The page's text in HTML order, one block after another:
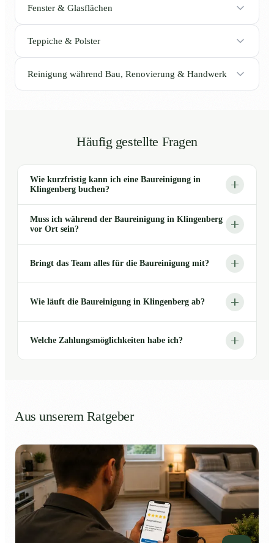
Fenster & Glasflächen
Teppiche & Polster
Reinigung während Bau, Renovierung & Handwerk
Häufig gestellte Fragen
Wie kurzfristig kann ich eine Baureinigung in
Klingenberg buchen?
Muss ich während der Baureinigung in Klingenberg
vor Ort sein?
Bringt das Team alles für die Baureinigung mit?
Wie läuft die Baureinigung in Klingenberg ab?
Welche Zahlungsmöglichkeiten habe ich?
Aus unserem Ratgeber